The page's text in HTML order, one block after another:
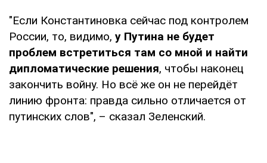
"Если Константиновка сейчас под контролем
России, то, видимо, у Путина не будет
проблем встретиться там со мной и найти
дипломатические решения, чтобы наконец
закончить войну. Но всё же он не перейдёт
линию фронта: правда сильно отличается от
путинских слов", – сказал Зеленский.